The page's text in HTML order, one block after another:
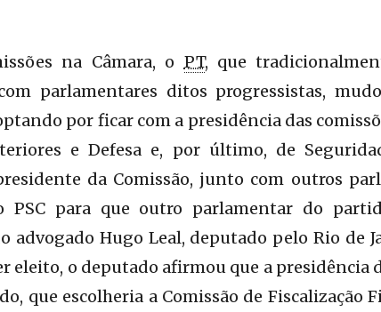
na Câmara, o PT, que
parlamentares ditos progressistas,
por ficar com a presidência das
e Defesa e, por último, de
da Comissão, junto com outros
PSC para que outro parlamentar do
advogado Hugo Leal, deputado pelo Rio de
eleito, o deputado afirmou que a presidência
que escolheria a Comissão de Fiscalização